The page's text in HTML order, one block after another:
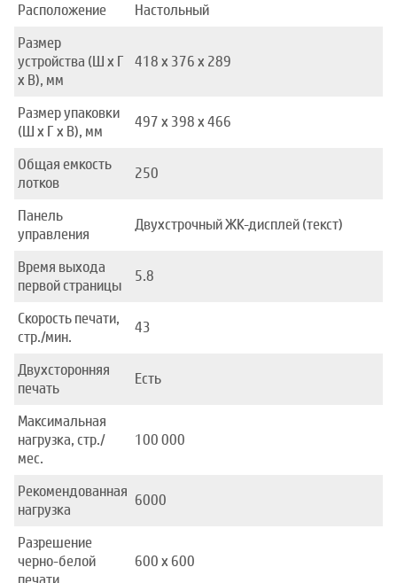
Расположение
Настольный
Размер
устройства (Ш x Г
x В), мм
418 x 376 x 289
Размер упаковки
(Ш x Г x В), мм
497 x 398 x 466
Общая емкость
лотков
250
Панель
управления
Двухстрочный ЖК-дисплей (текст)
Время выхода
первой страницы
5.8
Скорость печати,
стр./мин.
43
Двухсторонняя
печать
Есть
Максимальная
нагрузка, стр./
мес.
100 000
Рекомендованная
нагрузка
6000
Разрешение
черно-белой
600 x 600